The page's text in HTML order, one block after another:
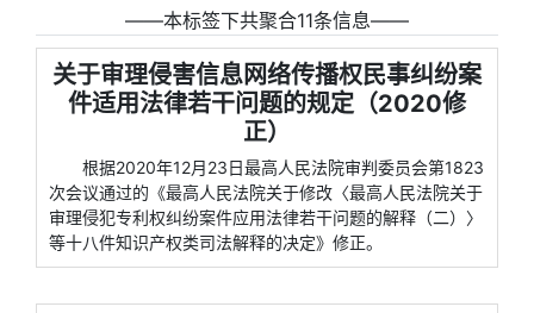
――本标签下共聚合11条信息――
关于审理侵害信息网络传播权民事纠纷案
件适用法律若干问题的规定（2020修
正）
根据2020年12月23日最高人民法院审判委员会第1823
次会议通过的《最高人民法院关于修改〈最高人民法院关于
审理侵犯专利权纠纷案件应用法律若干问题的解释（二）〉
等十八件知识产权类司法解释的决定》修正。